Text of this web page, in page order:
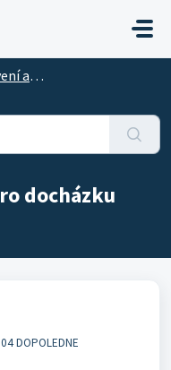
Alveno
docházku
DOPOLEDNE